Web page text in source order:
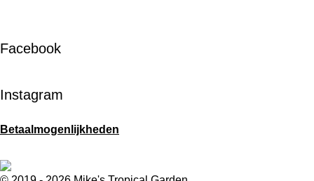
Facebook
Instagram
Betaalmogenlijkheden